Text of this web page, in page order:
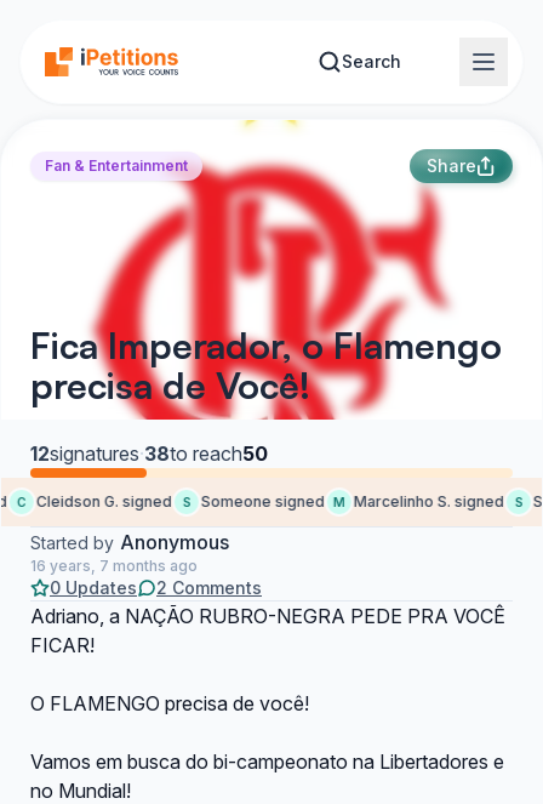
Search
Fan & Entertainment Share
Fica Imperador, o Flamengo
precisa de Você!
12signatures·38to reach50
C Cleidson G. signed S Someone signed M Marcelinho S. signed S
Started by Anonymous
16 years, 7 months ago
0 Updates 2 Comments
Adriano, a NAÇÃO RUBRO-NEGRA PEDE PRA VOCÊ
FICAR!
O FLAMENGO precisa de você!
Vamos em busca do bi-campeonato na Libertadores e
no Mundial!